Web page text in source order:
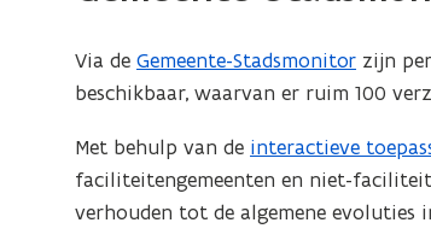
Via deGemeente-Stadsmonitor zijn
beschikbaar, waarvan er ruim 100
Met behulp van de interactieve
(
o
p
faciliteitengemeenten en niet-
verhouden tot de algemene evoluties